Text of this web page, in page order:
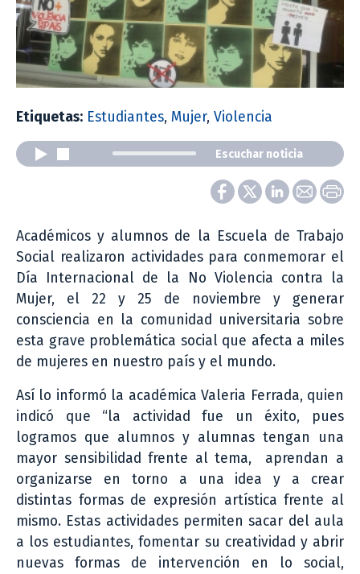
Etiquetas: Estudiantes, Mujer, Violencia
Escuchar noticia
Académicos y alumnos de la Escuela de Trabajo
Social realizaron actividades para conmemorar el
Día Internacional de la No Violencia contra la
Mujer, el 22 y 25 de noviembre y generar
consciencia en la comunidad universitaria sobre
esta grave problemática social que afecta a miles
de mujeres en nuestro país y el mundo.
Así lo informó la académica Valeria Ferrada, quien
indicó que “la actividad fue un éxito, pues
logramos que alumnos y alumnas tengan una
mayor sensibilidad frente al tema, aprendan a
organizarse en torno a una idea y a crear
distintas formas de expresión artística frente al
mismo. Estas actividades permiten sacar del aula
a los estudiantes, fomentar su creatividad y abrir
nuevas formas de intervención en lo social,